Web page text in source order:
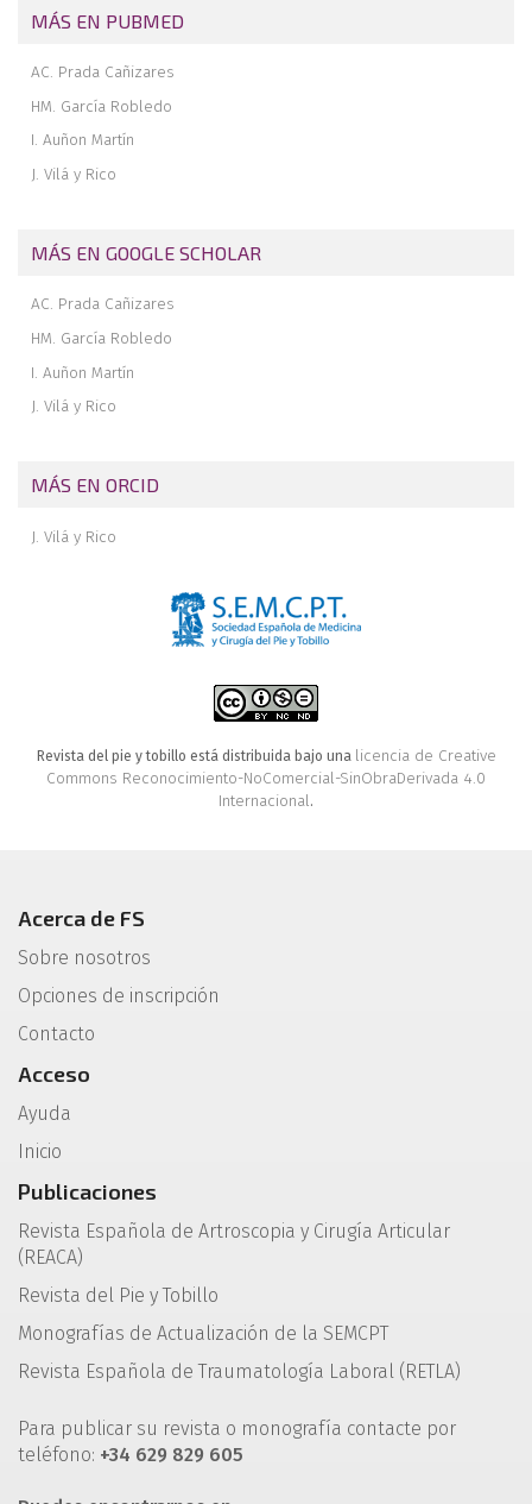
Premios de la Sociedad Española de Medicina y Cirugía del Pie y
Tobillo, 2014
MÁS EN PUBMED
AC. Prada Cañizares
HM. García Robledo
I. Auñon Martín
J. Vilá y Rico
MÁS EN GOOGLE SCHOLAR
AC. Prada Cañizares
HM. García Robledo
I. Auñon Martín
J. Vilá y Rico
MÁS EN ORCID
J. Vilá y Rico
Revista del pie y tobillo está distribuida bajo una licencia de Creative
Commons Reconocimiento-NoComercial-SinObraDerivada 4.0
Internacional.
Acerca de FS
Sobre nosotros
Opciones de inscripción
Contacto
Acceso
Ayuda
Inicio
Publicaciones
Revista Española de Artroscopia y Cirugía Articular
(REACA)
Revista del Pie y Tobillo
Monografías de Actualización de la SEMCPT
Revista Española de Traumatología Laboral (RETLA)
Para publicar su revista o monografía contacte por
teléfono: +34 629 829 605